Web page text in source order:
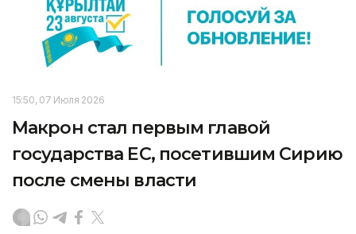
15:50, 07 Июля 2026
Макрон стал первым главой
государства ЕС, посетившим Сирию
после смены власти